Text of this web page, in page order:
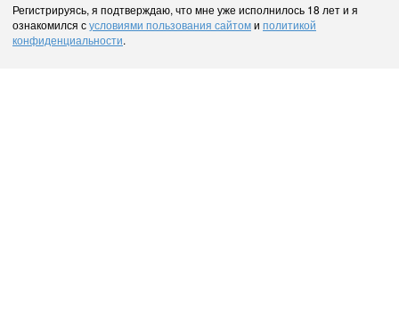
Регистрируясь, я подтверждаю, что мне уже исполнилось 18 лет и я
ознакомился сусловиями пользования сайтоми политикой
конфиденциальности.